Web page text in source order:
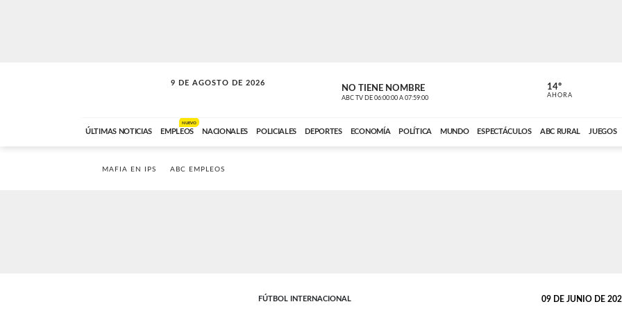
9 DE AGOSTO DE 2026
SOLO MÚSICA NO TIENE NOMBRE
ABC TV DE 06:00:00 A 07:59:00 ABC CARDINAL
14º
AHORA
ÚLTIMAS NOTICIAS EMPLEOS
NUEVO
NACIONALES POLICIALES DEPORTES ECONOMÍA POLÍTICA MUNDO ESPECTÁCULOS ABC RURAL JUEGOS
MAFIA EN IPS ABC EMPLEOS
FÚTBOL INTERNACIONAL 09 DE JUNIO DE